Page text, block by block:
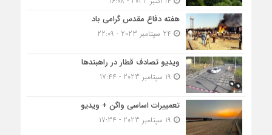
هفته دفاع مقدس گرامی باد
ویدیو تصادف قطار در راهبندها
تعمییرات اساسی واگن + ویدیو